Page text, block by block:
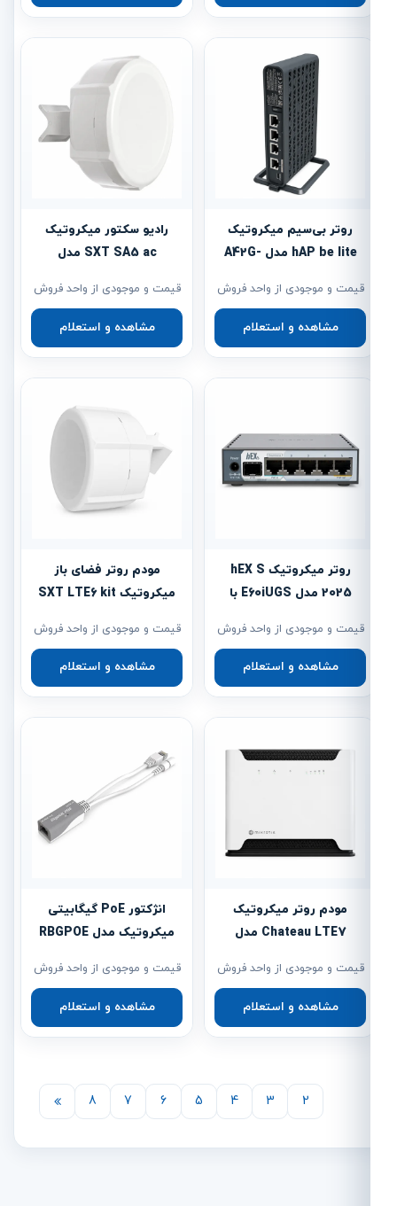
روتر بی‌سیم میکروتیک
hAP be lite مدل A42G-
قیمت و موجودی از واحد فروش
مشاهده و استعلام
رادیو سکتور میکروتیک
SXT SA5 ac مدل
قیمت و موجودی از واحد فروش
مشاهده و استعلام
روتر میکروتیک hEX S
2025 مدل E60iUGS با
قیمت و موجودی از واحد فروش
مشاهده و استعلام
مودم روتر فضای باز
میکروتیک SXT LTE6 kit
قیمت و موجودی از واحد فروش
مشاهده و استعلام
مودم روتر میکروتیک
Chateau LTE7 مدل
TC&R11e-LTE7
قیمت و موجودی از واحد فروش
مشاهده و استعلام
انژکتور PoE گیگابیتی
میکروتیک مدل RBGPOE
قیمت و موجودی از واحد فروش
مشاهده و استعلام
2
3
4
5
6
7
8